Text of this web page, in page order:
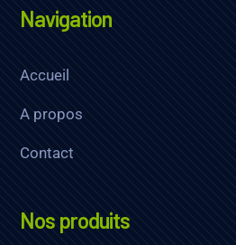
Navigation
Accueil
A propos
Contact
Nos produits